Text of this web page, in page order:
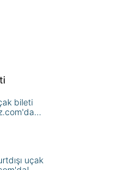
bileti
uçak